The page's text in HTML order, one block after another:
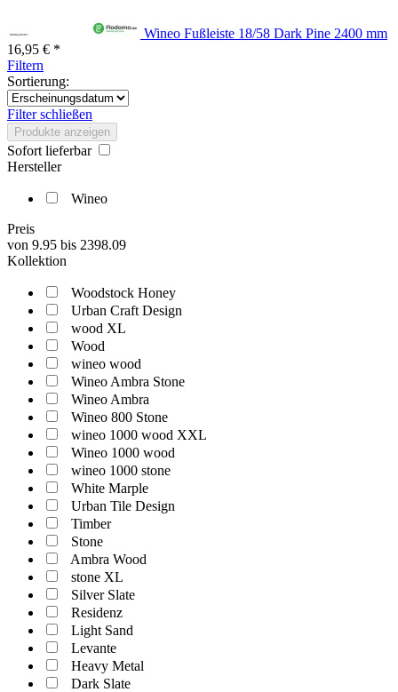
Wineo Fußleiste 18/58 Dark Pine 2400 mm
16,95 € *
Filtern
Sortierung:
Filter schließen
Produkte anzeigen
Sofort lieferbar
Hersteller
Wineo
Preis
von 9.95 bis 2398.09
Kollektion
Woodstock Honey
Urban Craft Design
wood XL
Wood
wineo wood
Wineo Ambra Stone
Wineo Ambra
Wineo 800 Stone
wineo 1000 wood XXL
Wineo 1000 wood
wineo 1000 stone
White Marple
Urban Tile Design
Timber
Stone
Ambra Wood
stone XL
Silver Slate
Residenz
Light Sand
Levante
Heavy Metal
Dark Slate